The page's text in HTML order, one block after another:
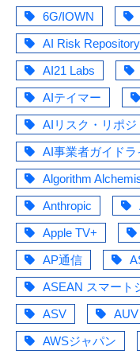
6G/IOWN
AI Risk Repository
AI21 Labs
AIテイマー
AIリスク・リポジ
AI事業者ガイドラ
Algorithm
Anthropic
Apple TV+
AP通信
ASEAN スマート
ASV
AUV
AWSジャパン